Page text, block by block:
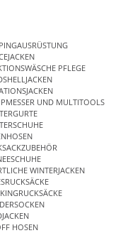
PFLEGE
UND MULTITOOLS
WINTERJACKEN
HOSEN